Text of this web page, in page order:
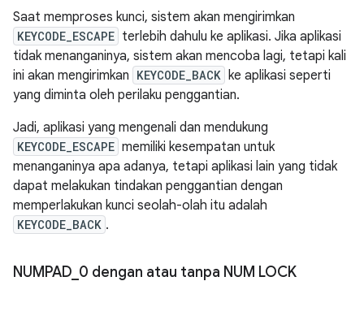
Saat memproses kunci, sistem akan mengirimkan
KEYCODE_ESCAPE terlebih dahulu ke aplikasi. Jika aplikasi
tidak menanganinya, sistem akan mencoba lagi, tetapi kali
ini akan mengirimkan KEYCODE_BACK ke aplikasi seperti
yang diminta oleh perilaku penggantian.
Jadi, aplikasi yang mengenali dan mendukung
KEYCODE_ESCAPE memiliki kesempatan untuk
menanganinya apa adanya, tetapi aplikasi lain yang tidak
dapat melakukan tindakan penggantian dengan
memperlakukan kunci seolah-olah itu adalah
KEYCODE_BACK .
NUMPAD 0 dengan atau tanpa NUM LOCK